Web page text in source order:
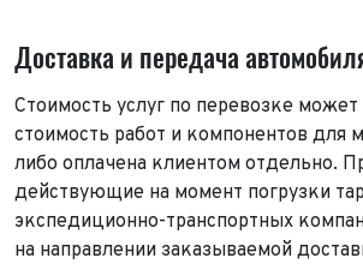
Доставка и передача
Стоимость услуг по перевозке
стоимость работ и компонентов для
либо оплачена клиентом отдельно.
действующие на момент погрузки
экспедиционно-транспортных
на направлении заказываемой